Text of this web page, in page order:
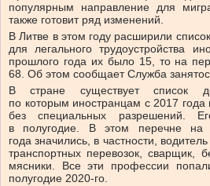
популярным направление для
также готовит ряд изменений.
В Литве в этом году расширили
для легального трудоустройства
прошлого года их было 15, то на
68. Об этом сообщает Служба
В стране существует список
по которым иностранцам с 2017 года
без специальных разрешений.
в полугодие. В этом перечне на
года значились, в частности,
транспортных перевозок, сварщик,
мясники. Все эти профессии
полугодие 2020-го.